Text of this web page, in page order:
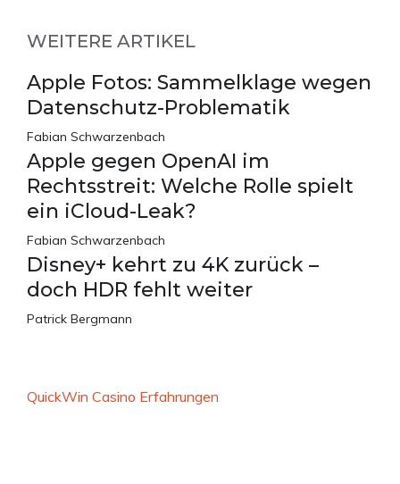
WEITERE ARTIKEL
Apple Fotos: Sammelklage wegen
Datenschutz-Problematik
Fabian Schwarzenbach
Apple gegen OpenAI im
Rechtsstreit: Welche Rolle spielt
ein iCloud-Leak?
Fabian Schwarzenbach
Disney+ kehrt zu 4K zurück –
doch HDR fehlt weiter
Patrick Bergmann
QuickWin Casino Erfahrungen